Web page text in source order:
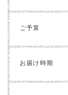
ご予算
お届け時期